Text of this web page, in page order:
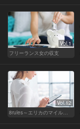
Vol.1
フリーランス女の収支
Vol.12
8rules～エリカのマイルール～